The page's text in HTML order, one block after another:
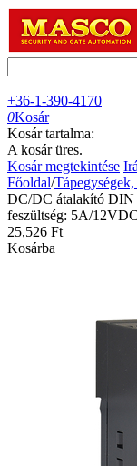
+36-1-390-4170
0Kosár
Kosár tartalma:
A kosár üres.
Kosár megtekintése
Főoldal/
DC/DC átalakító DIN
feszültség: 5A/
25,526 Ft
Kosárba